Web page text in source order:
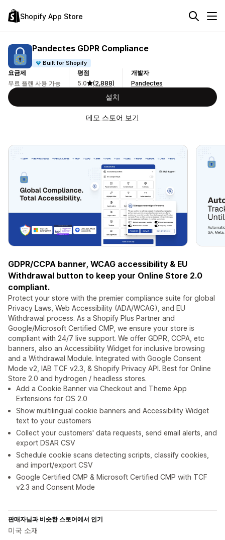
Shopify App Store
Pandectes GDPR Compliance
Built for Shopify
요금제
무료 플랜 사용 가능
평점
5.0
(2,888)
개발자
Pandectes
설치
데모 스토어 보기
GDPR/CCPA banner, WCAG accessibility & EU
Withdrawal button to keep your Online Store 2.0
compliant.
Protect your store with the premier compliance suite for global
Privacy Laws, Web Accessibility (ADA/WCAG), and EU
Withdrawal process. As a Shopify Plus Partner and
Google/Microsoft Certified CMP, we ensure your store is
compliant with 24/7 live support. We offer GDPR, CCPA, etc
banners, also an Accessibility Widget for inclusive browsing
and a Withdrawal Module. Integrated with Google Consent
Mode v2, IAB TCF v2.3, & Shopify Privacy API. Best for Online
Store 2.0 and hydrogen / headless stores.
Add a Cookie Banner via Checkout and Theme App
Extensions for OS 2.0
Show multilingual cookie banners and Accessibility Widget
text to your customers
Collect your customers' data requests, send email alerts, and
export DSAR CSV
Schedule cookie scans detecting scripts, classify cookies,
and import/export CSV
Google Certified CMP & Microsoft Certified CMP with TCF
v2.3 and Consent Mode
판매자님과 비슷한 스토어에서 인기
미국 소재